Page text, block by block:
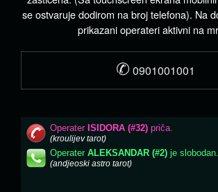
se ostvaruje dodirom na broj telefona). Na
prikazani operateri aktivni na
✆ 0901001001